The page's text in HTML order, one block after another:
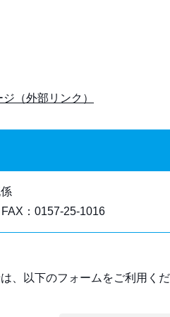
（外部リンク）
：0157-25-1016
、以下のフォームをご利用く